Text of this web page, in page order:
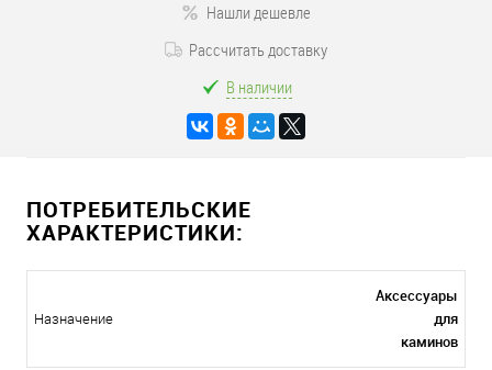
Нашли дешевле
Рассчитать доставку
В наличии
ПОТРЕБИТЕЛЬСКИЕ
ХАРАКТЕРИСТИКИ:
Назначение
Аксессуары
для
каминов